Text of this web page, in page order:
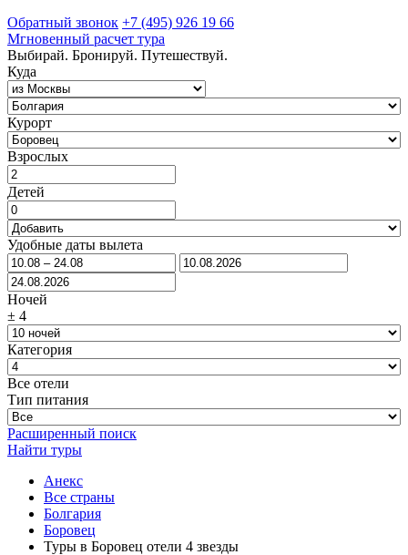
Обратный звонок +7 (495) 926 19 66
Мгновенный расчет тура
Выбирай. Бронируй. Путешествуй.
Куда
Курорт
Взрослых
Детей
Удобные даты вылета
Ночей
± 4
Категория
Все отели
Тип питания
Расширенный поиск
Найти туры
Анекс
Все страны
Болгария
Боровец
Туры в Боровец отели 4 звезды